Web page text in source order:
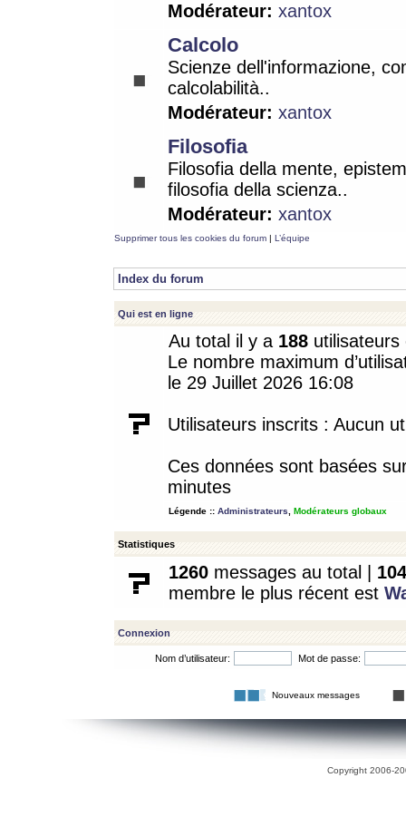
Modérateur: xantox
Calcolo
Scienze dell'informazione,
calcolabilità..
Modérateur: xantox
Filosofia
Filosofia della mente,
filosofia della scienza..
Modérateur: xantox
Supprimer tous les cookies du forum | L’équipe
Index du forum
Qui est en ligne
Au total il y a 188
Le nombre maximum
le 29 Juillet 2026 16:08
Utilisateurs inscrits : Aucun
Ces données sont basées
minutes
Légende :: Administrateurs Modérateurs globaux
Statistiques
1260 messages au total | 104
membre le plus récent est
Connexion
Nom d’utilisateur: Mot de passe:
Nouveaux messages
Copyright 2006-